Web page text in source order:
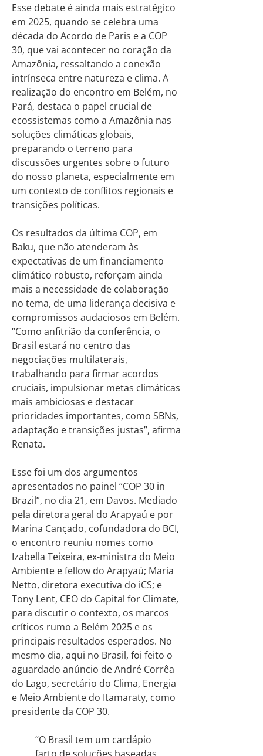
Esse debate é ainda mais estratégico
em 2025, quando se celebra uma
década do Acordo de Paris e a COP
30, que vai acontecer no coração da
Amazônia, ressaltando a conexão
intrínseca entre natureza e clima. A
realização do encontro em Belém, no
Pará, destaca o papel crucial de
ecossistemas como a Amazônia nas
soluções climáticas globais,
preparando o terreno para
discussões urgentes sobre o futuro
do nosso planeta, especialmente em
um contexto de conflitos regionais e
transições políticas.
Os resultados da última COP, em
Baku, que não atenderam às
expectativas de um financiamento
climático robusto, reforçam ainda
mais a necessidade de colaboração
no tema, de uma liderança decisiva e
compromissos audaciosos em Belém.
“Como anfitrião da conferência, o
Brasil estará no centro das
negociações multilaterais,
trabalhando para firmar acordos
cruciais, impulsionar metas climáticas
mais ambiciosas e destacar
prioridades importantes, como SBNs,
adaptação e transições justas”, afirma
Renata.
Esse foi um dos argumentos
apresentados no painel “COP 30 in
Brazil”, no dia 21, em Davos. Mediado
pela diretora geral do Arapyaú e por
Marina Cançado, cofundadora do BCI,
o encontro reuniu nomes como
Izabella Teixeira, ex-ministra do Meio
Ambiente e fellow do Arapyaú; Maria
Netto, diretora executiva do iCS; e
Tony Lent, CEO do Capital for Climate,
para discutir o contexto, os marcos
críticos rumo a Belém 2025 e os
principais resultados esperados. No
mesmo dia, aqui no Brasil, foi feito o
aguardado anúncio de André Corrêa
do Lago, secretário do Clima, Energia
e Meio Ambiente do Itamaraty, como
presidente da COP 30.
“O Brasil tem um cardápio